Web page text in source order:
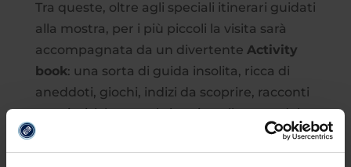
Tra queste, oltre agli speciali itinerari guidati
alla mostra, per i più piccoli la visita sarà
accompagnata da un divertente Activity
book: una sorta di guida insolita, ricca di
aneddoti, giochi, indizi da scoprire, racconti
e curiosità legate al viaggio nelle terre del
Gran Khan e all’opera Il Milione, in
particolare alla narrazione di popoli lontani,